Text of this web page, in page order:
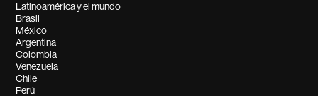
Latinoamérica y el mundo
Brasil
México
Argentina
Colombia
Venezuela
Chile
Perú